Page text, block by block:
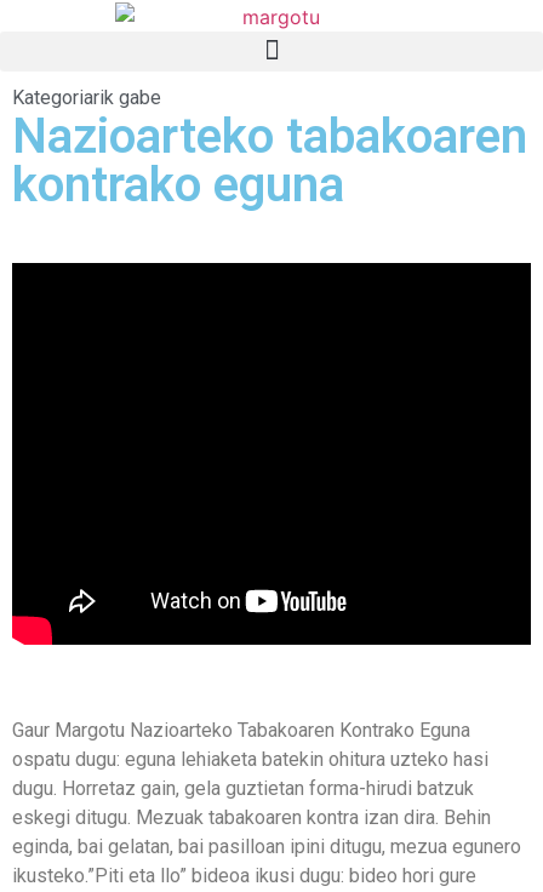
Kategoriarik gabe
Nazioarteko tabakoaren
kontrako eguna
Gaur Margotu Nazioarteko Tabakoaren Kontrako Eguna
ospatu dugu: eguna lehiaketa batekin ohitura uzteko hasi
dugu. Horretaz gain, gela guztietan forma-hirudi batzuk
eskegi ditugu. Mezuak tabakoaren kontra izan dira. Behin
eginda, bai gelatan, bai pasilloan ipini ditugu, mezua egunero
ikusteko.”Piti eta llo” bideoa ikusi dugu: bideo hori gure